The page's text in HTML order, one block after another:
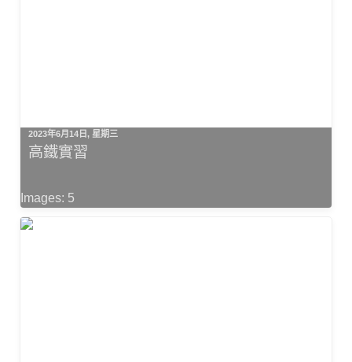
2023年6月14日, 星期三
高鐵實習
Images: 5